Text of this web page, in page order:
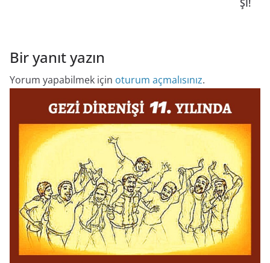
Şİ!
Bir yanıt yazın
Yorum yapabilmek için oturum açmalısınız.